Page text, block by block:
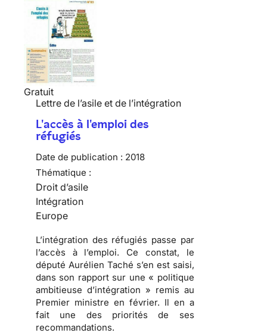
Gratuit
Lettre de l’asile et de l’intégration
L'accès à l'emploi des
réfugiés
Date de publication : 2018
Thématique :
Droit d’asile
Intégration
Europe
L’intégration des réfugiés passe par
l’accès à l’emploi. Ce constat, le
député Aurélien Taché s’en est saisi,
dans son rapport sur une « politique
ambitieuse d’intégration » remis au
Premier ministre en février. Il en a
fait une des priorités de ses
recommandations.